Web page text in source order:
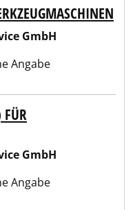
GmbH
Angabe
GmbH
Angabe